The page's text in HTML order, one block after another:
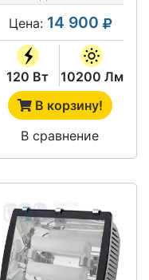
Цена: 14 900
120 Вт
10200 Лм
В корзину!
В сравнение